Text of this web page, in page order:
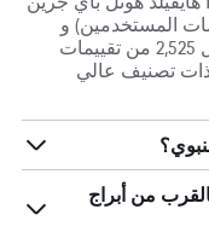
أصل 1,604 من تقييمات المستخدمين) و
ليوناردو هوتل ميدلسبرو (8.0/10 من أصل 2,525 من تقييمات
تصنيف عالي
من أبراج